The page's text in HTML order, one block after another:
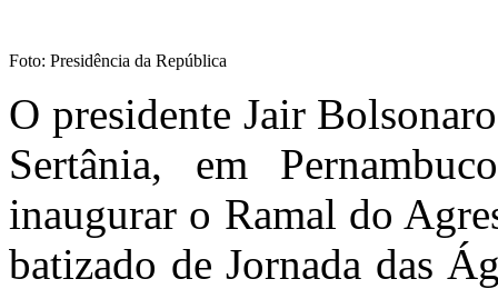
Foto: Presidência da República
O presidente Jair
Sertânia, em
inaugurar o Ramal do
batizado de Jornada das